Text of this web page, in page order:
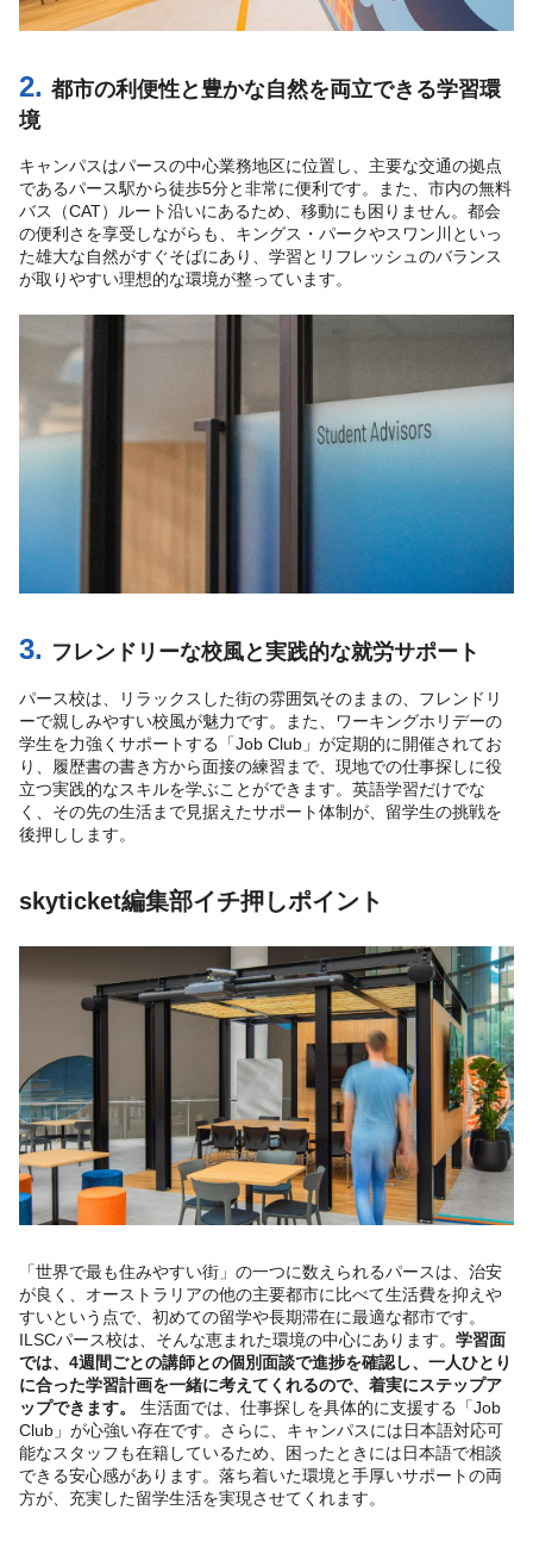
2. 都市の利便性と豊かな自然を両立できる学習環
境
キャンパスはパースの中心業務地区に位置し、主要な交通の拠点
であるパース駅から徒歩5分と非常に便利です。また、市内の無料
バス（CAT）ルート沿いにあるため、移動にも困りません。都会
の便利さを享受しながらも、キングス・パークやスワン川といっ
た雄大な自然がすぐそばにあり、学習とリフレッシュのバランス
が取りやすい理想的な環境が整っています。
3. フレンドリーな校風と実践的な就労サポート
パース校は、リラックスした街の雰囲気そのままの、フレンドリ
ーで親しみやすい校風が魅力です。また、ワーキングホリデーの
学生を力強くサポートする「Job Club」が定期的に開催されてお
り、履歴書の書き方から面接の練習まで、現地での仕事探しに役
立つ実践的なスキルを学ぶことができます。英語学習だけでな
く、その先の生活まで見据えたサポート体制が、留学生の挑戦を
後押しします。
skyticket編集部イチ押しポイント
「世界で最も住みやすい街」の一つに数えられるパースは、治安
が良く、オーストラリアの他の主要都市に比べて生活費を抑えや
すいという点で、初めての留学や長期滞在に最適な都市です。
ILSCパース校は、そんな恵まれた環境の中心にあります。 学習面
では、4週間ごとの講師との個別面談で進捗を確認し、一人ひとり
に合った学習計画を一緒に考えてくれるので、着実にステップア
ップできます。
生活面では、仕事探しを具体的に支援する「Job
Club」が心強い存在です。さらに、キャンパスには日本語対応可
能なスタッフも在籍しているため、困ったときには日本語で相談
できる安心感があります。落ち着いた環境と手厚いサポートの両
方が、充実した留学生活を実現させてくれます。